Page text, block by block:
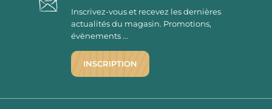
Inscrivez-vous et recevez les dernières
actualités du magasin. Promotions,
évènements ...
INSCRIPTION